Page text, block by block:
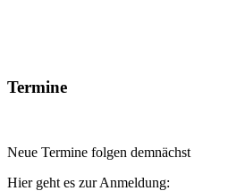
Termine
Neue Termine folgen demnächst
Hier geht es zur Anmeldung: